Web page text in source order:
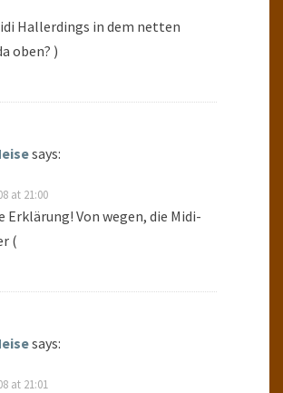
Hallerdings in dem netten
oben? )
says:
at 21:00
Erklärung! Von wegen, die Midi-
(
says:
at 21:01